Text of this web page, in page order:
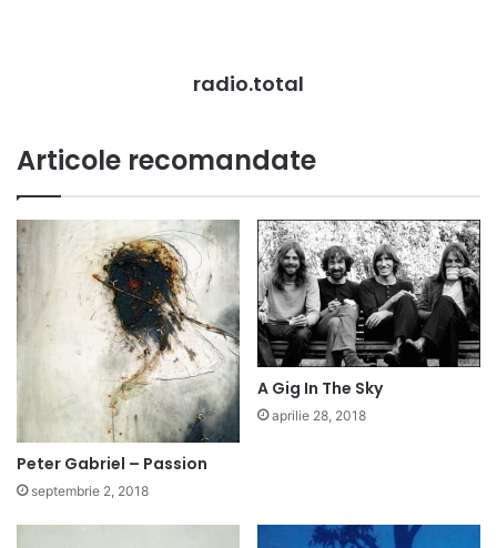
radio.total
Articole recomandate
Peter Gabriel – Passion
septembrie 2, 2018
A Gig In The Sky
aprilie 28, 2018